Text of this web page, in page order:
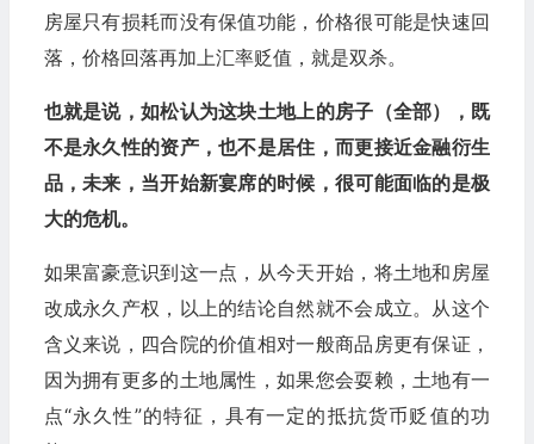
房屋只有损耗而没有保值功能，价格很可能是快速回
落，价格回落再加上汇率贬值，就是双杀。
也就是说，如松认为这块土地上的房子（全部），既
不是永久性的资产，也不是居住，而更接近金融衍生
品，未来，当开始新宴席的时候，很可能面临的是极
大的危机。
如果富豪意识到这一点，从今天开始，将土地和房屋
改成永久产权，以上的结论自然就不会成立。从这个
含义来说，四合院的价值相对一般商品房更有保证，
因为拥有更多的土地属性，如果您会耍赖，土地有一
点“永久性”的特征，具有一定的抵抗货币贬值的功